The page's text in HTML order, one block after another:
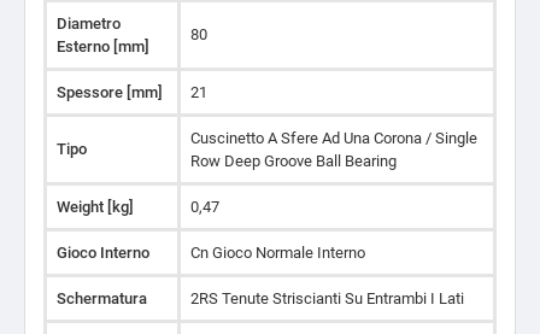
Diametro
Esterno [mm]
80
Spessore [mm] 21
Tipo
Cuscinetto A Sfere Ad Una Corona / Single
Row Deep Groove Ball Bearing
Weight [kg] 0,47
Gioco Interno Cn Gioco Normale Interno
Schermatura 2RS Tenute Striscianti Su Entrambi I Lati